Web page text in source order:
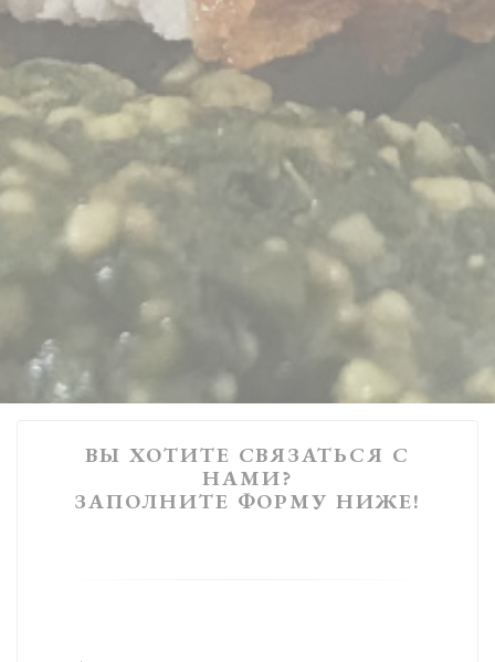
ВЫ ХОТИТЕ СВЯЗАТЬСЯ С
НАМИ?
ЗАПОЛНИТЕ ФОРМУ НИЖЕ!